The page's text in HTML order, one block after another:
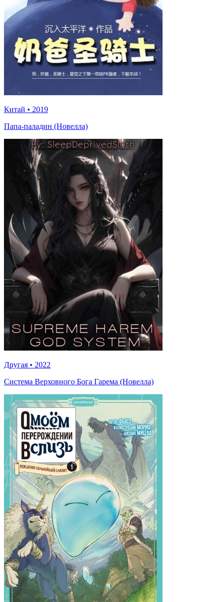
Китай • 2019
Папа-паладин (Новелла)
Другая • 2022
Система Верховного Бога Гарема (Новелла)